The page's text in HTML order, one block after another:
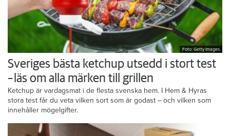
Foto: Getty Images
Sveriges bästa ketchup utsedd i stort test
– läs om alla märken till grillen
Ketchup är vardagsmat i de flesta svenska hem. I Hem & Hyras
stora test får du veta vilken sort som är godast – och vilken som
innehåller mögelgifter.